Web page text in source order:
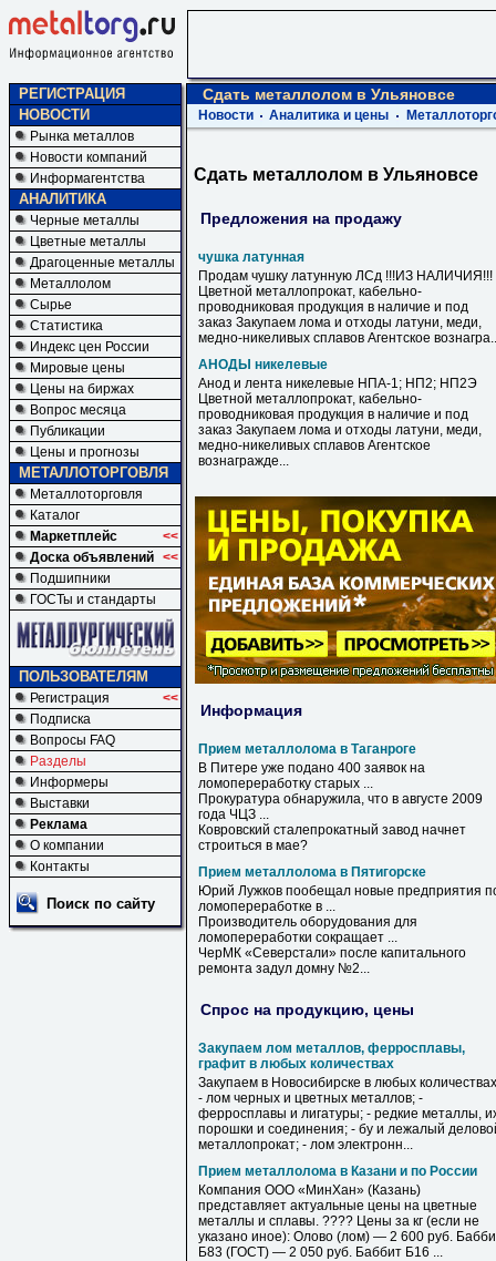
РЕГИСТРАЦИЯ
НОВОСТИ
Рынка металлов
Новости компаний
Информагентства
АНАЛИТИКА
Черные металлы
Цветные металлы
Драгоценные металлы
Металлолом
Сырье
Статистика
Индекс цен России
Мировые цены
Цены на биржах
Вопрос месяца
Публикации
Цены и прогнозы
МЕТАЛЛОТОРГОВЛЯ
Металлоторговля
Каталог
Маркетплейс
<<
Доска объявлений <<
Подшипники
ГОСТы и стандарты
ПОЛЬЗОВАТЕЛЯМ
Регистрация
<<
Подписка
Вопросы FAQ
Разделы
Информеры
Выставки
Реклама
О компании
Контакты
Поиск по сайту
Сдать металлолом в Ульяновсе
Новости Аналитика и цены
Сдать металлолом в Ульяновсе
Предложения на продажу
чушка латунная
Продам чушку латунную ЛСд !!!ИЗ НАЛИЧИЯ!!!
Цветной металлопрокат, кабельно-
проводниковая продукция в наличие и под
заказ Закупаем лома и отходы латуни, меди,
медно-никеливых сплавов Агентское
АНОДЫ никелевые
Анод и лента никелевые НПА-1; НП2; НП2Э
Цветной металлопрокат, кабельно-
проводниковая продукция в наличие и под
заказ Закупаем лома и отходы латуни, меди,
медно-никеливых сплавов Агентское
вознагражде...
Информация
Прием металлолома в Таганроге
В Питере уже подано 400 заявок на
ломопереработку старых ...
Прокуратура обнаружила, что в августе 2009
года ЧЦЗ ...
Ковровский сталепрокатный завод начнет
строиться в мае?
Прием металлолома в Пятигорске
Юрий Лужков пообещал новые предприятия
ломопереработке в ...
Производитель оборудования для
ломопереработки сокращает ...
ЧерМК «Северстали» после капитального
ремонта задул домну №2...
Спрос на продукцию, цены
Закупаем лом металлов, ферросплавы,
графит в любых количествах
Закупаем в Новосибирске в любых
- лом черных и цветных металлов; -
ферросплавы и лигатуры; - редкие металлы,
порошки и соединения; - бу и лежалый
металлопрокат; - лом электронн...
Прием металлолома в Казани и по России
Компания ООО «МинХан» (Казань)
представляет актуальные цены на цветные
металлы и сплавы. ???? Цены за кг (если не
указано иное): Олово (лом) — 2 600 руб.
Б83 (ГОСТ) — 2 050 руб. Баббит Б16 ...